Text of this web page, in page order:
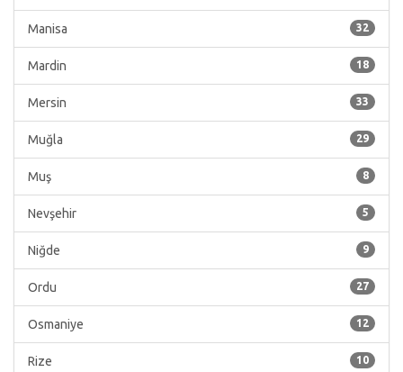
32
Manisa
18
Mardin
33
Mersin
29
Muğla
8
Muş
5
Nevşehir
9
Niğde
27
Ordu
12
Osmaniye
10
Rize